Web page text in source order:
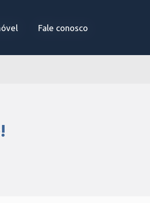
Fale conosco
Fale conosco